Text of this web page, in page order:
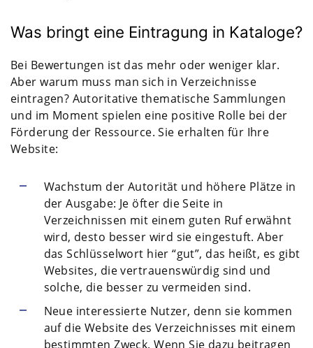
Was bringt eine Eintragung in Kataloge?
Bei Bewertungen ist das mehr oder weniger klar.
Aber warum muss man sich in Verzeichnisse
eintragen? Autoritative thematische Sammlungen
und im Moment spielen eine positive Rolle bei der
Förderung der Ressource. Sie erhalten für Ihre
Website:
Wachstum der Autorität und höhere Plätze in
der Ausgabe: Je öfter die Seite in
Verzeichnissen mit einem guten Ruf erwähnt
wird, desto besser wird sie eingestuft. Aber
das Schlüsselwort hier “gut”, das heißt, es gibt
Websites, die vertrauenswürdig sind und
solche, die besser zu vermeiden sind.
Neue interessierte Nutzer, denn sie kommen
auf die Website des Verzeichnisses mit einem
bestimmten Zweck. Wenn Sie dazu beitragen